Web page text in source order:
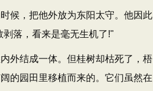
候，把他外放为东阳太守。他因此
落，看来是毫无生机了!"
外结成一体。但桂树却枯死了，梧
的园田里移植而来的。它们虽然在